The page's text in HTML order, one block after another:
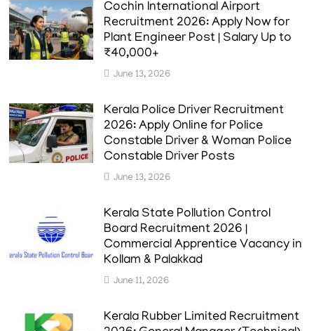
Cochin International Airport
Recruitment 2026: Apply Now for
Plant Engineer Post | Salary Up to
₹40,000+
June 13, 2026
Kerala Police Driver Recruitment
2026: Apply Online for Police
Constable Driver & Woman Police
Constable Driver Posts
June 13, 2026
Kerala State Pollution Control
Board Recruitment 2026 |
Commercial Apprentice Vacancy in
Kollam & Palakkad
June 11, 2026
Kerala Rubber Limited Recruitment